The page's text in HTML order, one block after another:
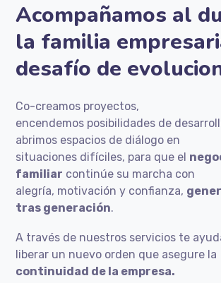
Acompañamos al
la familia
desafío de
Co-creamos proyectos,
encendemos posibilidades de
abrimos espacios de diálogo en
situaciones difíciles, para que el
familiar continúe su marcha con
alegría, motivación y confianza,
tras generación.
A través de nuestros servicios te
liberar un nuevo orden que asegure la
continuidad de la empresa.